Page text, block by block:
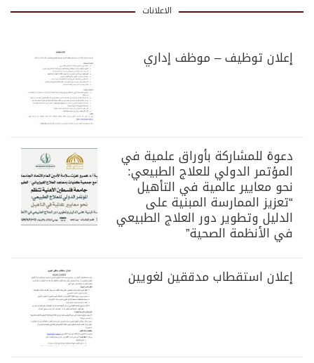
الاعلانات
إعلان توظيف – موظف إداري
دعوة للمشاركة بأوراق علمية في
المؤتمر الدولي للعلاج الطبيعي:
نحو معايير عالمية في التأهيل
“تعزيز الممارسة المبنية على
الدليل وتطوير دور العلاج الطبيعي
في الأنظمة الصحية”
إعلان استقطاب مدققين لغويين